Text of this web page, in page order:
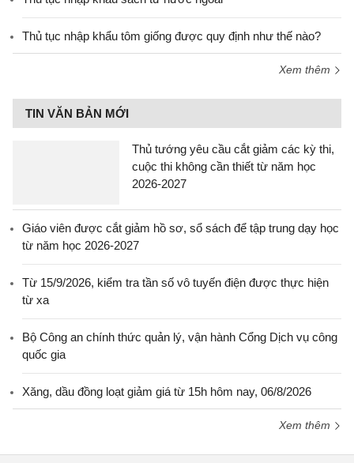
Thủ tục nhập khẩu tôm giống được quy định như thế nào?
Xem thêm
TIN VĂN BẢN MỚI
Thủ tướng yêu cầu cắt giảm các kỳ thi,
cuộc thi không cần thiết từ năm học
2026-2027
Giáo viên được cắt giảm hồ sơ, sổ sách để tập trung dạy học
từ năm học 2026-2027
Từ 15/9/2026, kiểm tra tần số vô tuyến điện được thực hiện
từ xa
Bộ Công an chính thức quản lý, vận hành Cổng Dịch vụ công
quốc gia
Xăng, dầu đồng loạt giảm giá từ 15h hôm nay, 06/8/2026
Xem thêm